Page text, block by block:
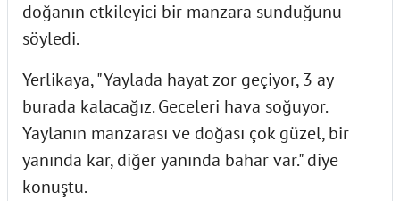
doğanın etkileyici bir manzara sunduğunu
söyledi.
Yerlikaya, "Yaylada hayat zor geçiyor, 3 ay
burada kalacağız. Geceleri hava soğuyor.
Yaylanın manzarası ve doğası çok güzel, bir
yanında kar, diğer yanında bahar var." diye
konuştu.